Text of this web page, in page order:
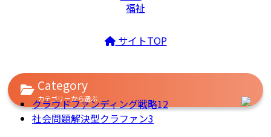
福祉
サイトTOP
Category
カテゴリーから選ぶ
クラウドファンディング戦略12
社会問題解決型クラファン3